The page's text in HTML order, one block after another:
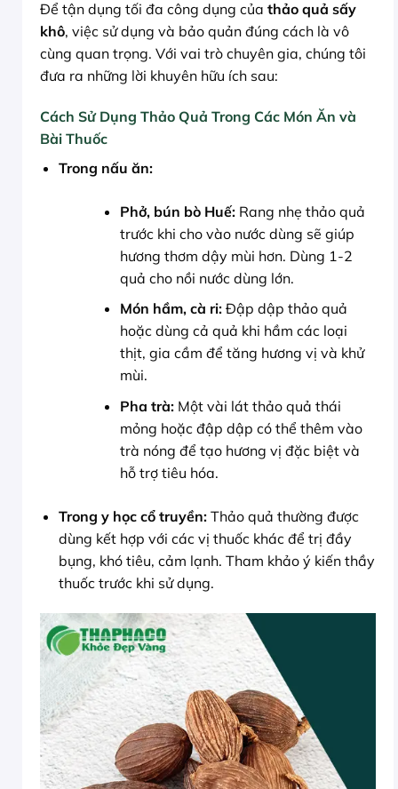
Để tận dụng tối đa công dụng của thảo quả sấy
khô, việc sử dụng và bảo quản đúng cách là vô
cùng quan trọng. Với vai trò chuyên gia, chúng tôi
đưa ra những lời khuyên hữu ích sau:
Cách Sử Dụng Thảo Quả Trong Các Món Ăn và
Bài Thuốc
Trong nấu ăn:
Phở, bún bò Huế:Rang nhẹ thảo quả
trước khi cho vào nước dùng sẽ giúp
hương thơm dậy mùi hơn. Dùng 1-2
quả cho nồi nước dùng lớn.
Món hầm, cà ri:Đập dập thảo quả
hoặc dùng cả quả khi hầm các loại
thịt, gia cầm để tăng hương vị và khử
mùi.
Pha trà:Một vài lát thảo quả thái
mỏng hoặc đập dập có thể thêm vào
trà nóng để tạo hương vị đặc biệt và
hỗ trợ tiêu hóa.
Trong y học cổ truyền:Thảo quả thường được
dùng kết hợp với các vị thuốc khác để trị đầy
bụng, khó tiêu, cảm lạnh. Tham khảo ý kiến thầy
thuốc trước khi sử dụng.